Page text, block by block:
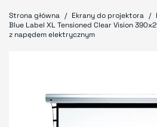
Strona główna Ekrany do projektora
Blue Label XL Tensioned Clear Vision
z napędem elektrycznym